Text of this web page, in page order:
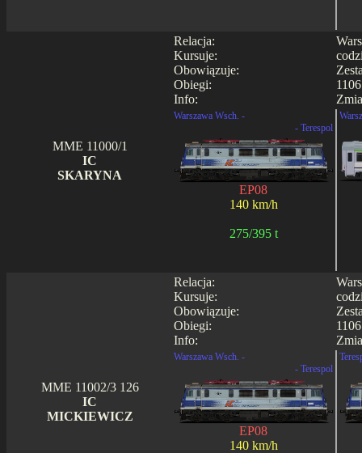
Relacja:
Kursuje:
Obowiązuje:
Obiegi:
Info:
MME 11000/1
IC
SKARYNA
Warszawa Wsch. -
- Terespol
EP08
140 km/h
275/395 t
Relacja:
Kursuje:
Obowiązuje:
Obiegi:
Info:
MME 11002/3 126
IC
MICKIEWICZ
Warszawa Wsch. -
- Terespol
EP08
140 km/h